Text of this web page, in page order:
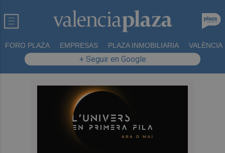
FORO PLAZA EMPRESAS PLAZA INMOBILIARIA VALÈNCIA
+ Seguir en Google